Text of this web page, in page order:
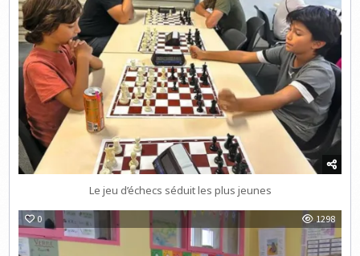
Le jeu d’échecs séduit les plus jeunes
0 1298